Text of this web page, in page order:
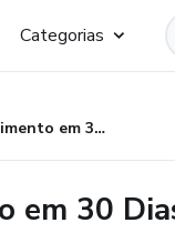
Categorias
Emagrecimento em 30 Dias: Transforme Seu Corpo e Sua Vida
em 30